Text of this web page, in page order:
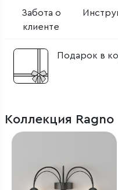
Забота о
клиенте
Подарок в
Коллекция Ragno